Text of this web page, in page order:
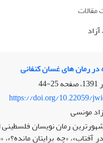
در رمان های غسان کنفانی
25-44
https://doi.org/10.22059/
مونسی
رمان نویسان
آفتاب»، «چه برایتان